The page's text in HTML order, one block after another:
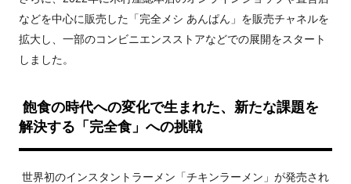
などを中心に販売した「完全メシ あんぱん」を販売チャネルを
拡大し、一部のコンビニエンスストアなどでの展開をスタート
しました。
飽食の時代への変化で生まれた、新たな課題を
解決する「完全食」への挑戦
世界初のインスタントラーメン「チキンラーメン」が発売され